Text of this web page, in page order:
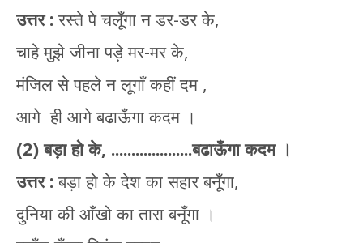
उत्तर :रस्ते पे चलूँगा न डर-डर के,
चाहे मुझे जीना पड़े मर-मर के,
मंजिल से पहले न लूगाँ कहीं दम ,
आगे ही आगे बढाऊँगा कदम ।
(2) बड़ा हो के, ....................बढाऊँगा कदम ।
उत्तर :बड़ा हो के देश का सहार बनूँगा,
दुनिया की आँखो का तारा बनूँगा ।